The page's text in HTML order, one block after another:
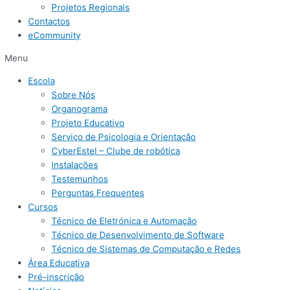
Projetos Regionais
Contactos
eCommunity
Menu
Escola
Sobre Nós
Organograma
Projeto Educativo
Serviço de Psicologia e Orientação
CyberEstel – Clube de robótica
Instalações
Testemunhos
Perguntas Frequentes
Cursos
Técnico de Eletrónica e Automação
Técnico de Desenvolvimento de Software
Técnico de Sistemas de Computação e Redes
Área Educativa
Pré-inscrição​